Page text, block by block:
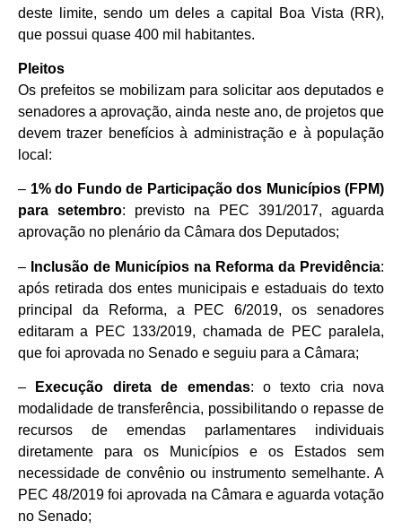
deste limite, sendo um deles a capital Boa Vista (RR),
que possui quase 400 mil habitantes.
Pleitos
Os prefeitos se mobilizam para solicitar aos deputados e
senadores a aprovação, ainda neste ano, de projetos que
devem trazer benefícios à administração e à população
local:
– 1% do Fundo de Participação dos Municípios (FPM)
para setembro: previsto na PEC 391/2017, aguarda
aprovação no plenário da Câmara dos Deputados;
– Inclusão de Municípios na Reforma da Previdência:
após retirada dos entes municipais e estaduais do texto
principal da Reforma, a PEC 6/2019, os senadores
editaram a PEC 133/2019, chamada de PEC paralela,
que foi aprovada no Senado e seguiu para a Câmara;
– Execução direta de emendas: o texto cria nova
modalidade de transferência, possibilitando o repasse de
recursos de emendas parlamentares individuais
diretamente para os Municípios e os Estados sem
necessidade de convênio ou instrumento semelhante. A
PEC 48/2019 foi aprovada na Câmara e aguarda votação
no Senado;